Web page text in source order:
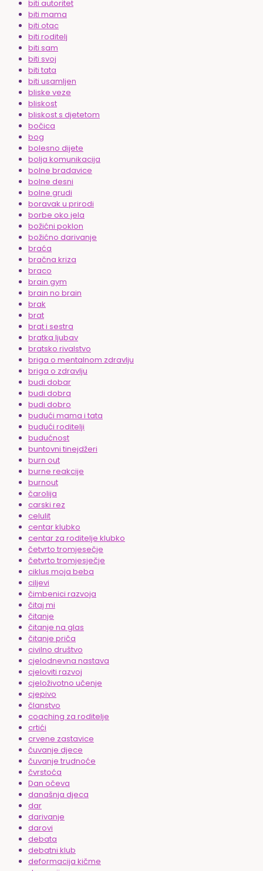
biti autoritet
biti mama
biti otac
biti roditelj
biti sam
biti svoj
biti tata
biti usamljen
bliske veze
bliskost
bliskost s djetetom
bočica
bog
bolesno dijete
bolja komunikacija
bolne bradavice
bolne desni
bolne grudi
boravak u prirodi
borbe oko jela
božićni poklon
božićno darivanje
braća
bračna kriza
braco
brain gym
brain no brain
brak
brat
brat i sestra
bratka ljubav
bratsko rivalstvo
briga o mentalnom zdravlju
briga o zdravlju
budi dobar
budi dobra
budi dobro
budući mama i tata
budući roditelji
budućnost
buntovni tinejdžeri
burn out
burne reakcije
burnout
čarolija
carski rez
celulit
centar klubko
centar za roditelje klubko
četvrto tromjesečje
četvrto tromjesječje
ciklus moja beba
ciljevi
čimbenici razvoja
čitaj mi
čitanje
čitanje na glas
čitanje priča
civilno društvo
cjelodnevna nastava
cjeloviti razvoj
cjeloživotno učenje
cjepivo
članstvo
coaching za roditelje
crtići
crvene zastavice
čuvanje djece
čuvanje trudnoće
čvrstoća
Dan očeva
današnja djeca
dar
darivanje
darovi
debata
debatni klub
deformacija kičme